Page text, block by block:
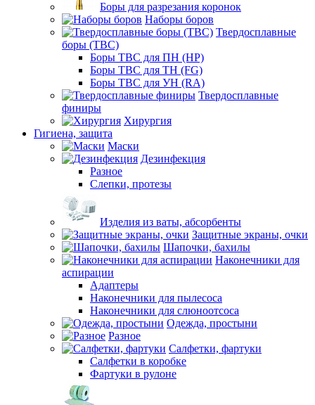
Боры для разрезания коронок
Наборы боров
Твердосплавные
боры (ТВС)
Боры ТВС для ПН (HP)
Боры ТВС для ТН (FG)
Боры ТВС для УН (RA)
Твердосплавные
финиры
Хирургия
Гигиена, защита
Маски
Дезинфекция
Разное
Слепки, протезы
Изделия из ваты, абсорбенты
Защитные экраны, очки
Шапочки, бахилы
Наконечники для
аспирации
Адаптеры
Наконечники для пылесоса
Наконечники для слюноотсоса
Одежда, простыни
Разное
Салфетки, фартуки
Салфетки в коробке
Фартуки в рулоне